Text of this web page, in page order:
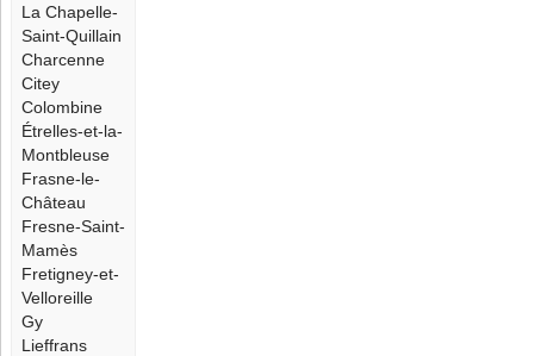
La Chapelle-
Saint-Quillain
Charcenne
Citey
Colombine
Étrelles-et-la-
Montbleuse
Frasne-le-
Château
Fresne-Saint-
Mamès
Fretigney-et-
Velloreille
Gy
Lieffrans